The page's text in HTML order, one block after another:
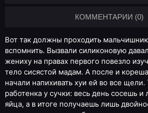
КОММЕНТАРИИ (0)
Вот так должны проходить
вспомнить. Вызвали силиконовую
жениху на правах первого повезло
тело сисястой мадам. А после и
начали напихивать хуи ей во все
работенка у сучки: весь день сосешь
яйца, а в итоге получаешь лишь